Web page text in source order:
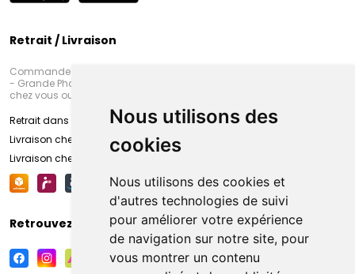
Nous utilisons des
cookies
Nous utilisons des cookies et
d'autres technologies de suivi
pour améliorer votre expérience
de navigation sur notre site, pour
vous montrer un contenu
Retrait / Livraison
Commandez en ligne et venez chercher votre commande à Amiens
- Grande Pharmacie d’Amiens (Fachon) ou recevez-là rapidement
chez vous ou en point retrait
Retrait dans la pharmacie d’Amiens
Livraison chez vous
Livraison chez votre commerçant
Retrouvez-nous sur vos réseaux sociaux